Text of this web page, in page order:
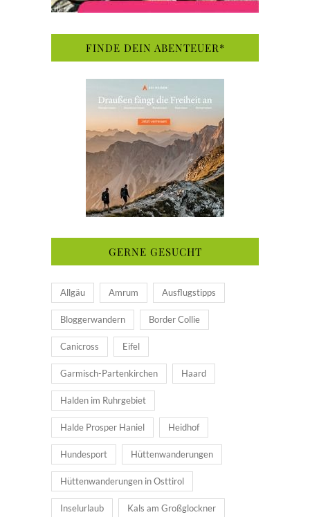
FINDE DEIN ABENTEUER*
GERNE GESUCHT
Allgäu Amrum Ausflugstipps
Bloggerwandern Border Collie
Canicross Eifel
Garmisch-Partenkirchen Haard
Halden im Ruhrgebiet
Halde Prosper Haniel Heidhof
Hundesport Hüttenwanderungen
Hüttenwanderungen in Osttirol
Inselurlaub Kals am Großglockner